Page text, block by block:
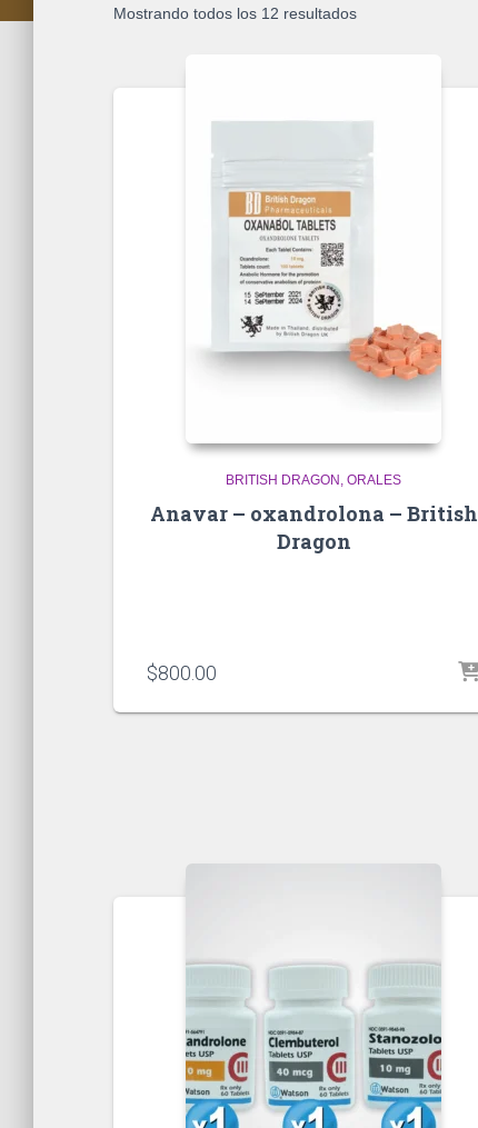
Mostrando todos los 12 resultados
BRITISH DRAGON ORALES
Anavar – oxandrolona – British
Dragon
$800.00